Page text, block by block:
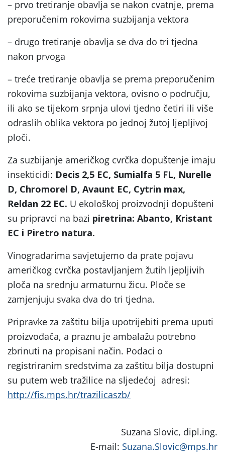
– prvo tretiranje obavlja se nakon cvatnje, prema
preporučenim rokovima suzbijanja vektora
– drugo tretiranje obavlja se dva do tri tjedna
nakon prvoga
– treće tretiranje obavlja se prema preporučenim
rokovima suzbijanja vektora, ovisno o području,
ili ako se tijekom srpnja ulovi tjedno četiri ili više
odraslih oblika vektora po jednoj žutoj ljepljivoj
ploči.
Za suzbijanje američkog cvrčka dopuštenje imaju
insekticidi: Decis 2,5 EC, Sumialfa 5 FL, Nurelle
D, Chromorel D, Avaunt EC, Cytrin max,
Reldan 22 EC. U ekološkoj proizvodnji dopušteni
su pripravci na bazi piretrina: Abanto, Kristant
EC i Piretro natura.
Vinogradarima savjetujemo da prate pojavu
američkog cvrčka postavljanjem žutih ljepljivih
ploča na srednju armaturnu žicu. Ploče se
zamjenjuju svaka dva do tri tjedna.
Pripravke za zaštitu bilja upotrijebiti prema uputi
proizvođača, a praznu je ambalažu potrebno
zbrinuti na propisani način. Podaci o
registriranim sredstvima za zaštitu bilja dostupni
su putem web tražilice na sljedećoj adresi:
http://fis.mps.hr/trazilicaszb/
Suzana Slovic, dipl.ing.
E-mail: Suzana.Slovic@mps.hr